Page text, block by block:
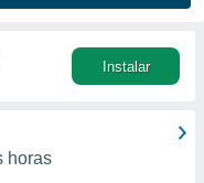
Instalar
horas